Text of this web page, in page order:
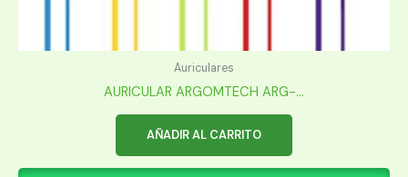
Auriculares
AURICULAR ARGOMTECH ARG-...
AÑADIR AL CARRITO